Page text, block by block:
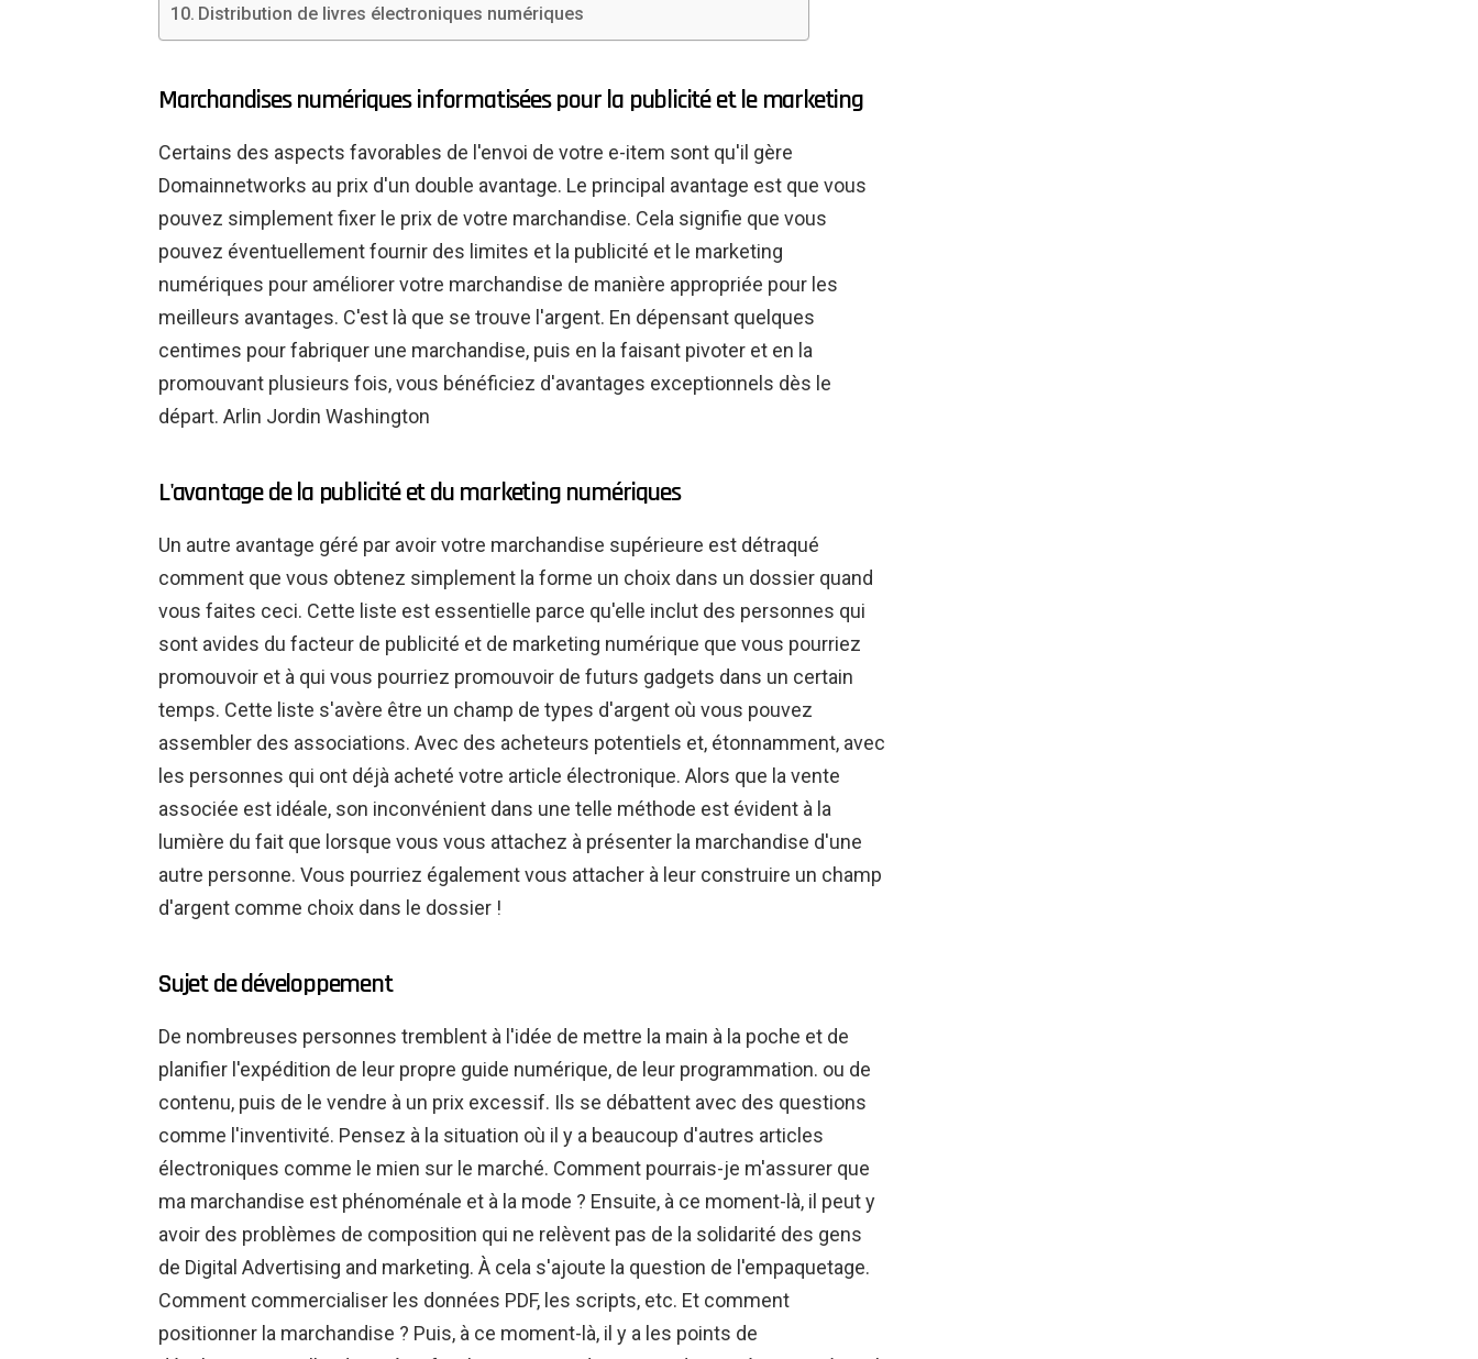
Distribution de livres électroniques numériques
Marchandises numériques informatisées pour la publicité et le marketing
Certains des aspects favorables de l'envoi de votre e-item sont qu'il gère
Domainnetworks au prix d'un double avantage. Le principal avantage est que vous
pouvez simplement fixer le prix de votre marchandise. Cela signifie que vous
pouvez éventuellement fournir des limites et la publicité et le marketing
numériques pour améliorer votre marchandise de manière appropriée pour les
meilleurs avantages. C'est là que se trouve l'argent. En dépensant quelques
centimes pour fabriquer une marchandise, puis en la faisant pivoter et en la
promouvant plusieurs fois, vous bénéficiez d'avantages exceptionnels dès le
départ. Arlin Jordin Washington
L'avantage de la publicité et du marketing numériques
Un autre avantage géré par avoir votre marchandise supérieure est détraqué
comment que vous obtenez simplement la forme un choix dans un dossier quand
vous faites ceci. Cette liste est essentielle parce qu'elle inclut des personnes qui
sont avides du facteur de publicité et de marketing numérique que vous pourriez
promouvoir et à qui vous pourriez promouvoir de futurs gadgets dans un certain
temps. Cette liste s'avère être un champ de types d'argent où vous pouvez
assembler des associations. Avec des acheteurs potentiels et, étonnamment, avec
les personnes qui ont déjà acheté votre article électronique. Alors que la vente
associée est idéale, son inconvénient dans une telle méthode est évident à la
lumière du fait que lorsque vous vous attachez à présenter la marchandise d'une
autre personne. Vous pourriez également vous attacher à leur construire un champ
d'argent comme choix dans le dossier !
Sujet de développement
De nombreuses personnes tremblent à l'idée de mettre la main à la poche et de
planifier l'expédition de leur propre guide numérique, de leur programmation. ou de
contenu, puis de le vendre à un prix excessif. Ils se débattent avec des questions
comme l'inventivité. Pensez à la situation où il y a beaucoup d'autres articles
électroniques comme le mien sur le marché. Comment pourrais-je m'assurer que
ma marchandise est phénoménale et à la mode ? Ensuite, à ce moment-là, il peut y
avoir des problèmes de composition qui ne relèvent pas de la solidarité des gens
de Digital Advertising and marketing. À cela s'ajoute la question de l'empaquetage.
Comment commercialiser les données PDF, les scripts, etc. Et comment
positionner la marchandise ? Puis, à ce moment-là, il y a les points de